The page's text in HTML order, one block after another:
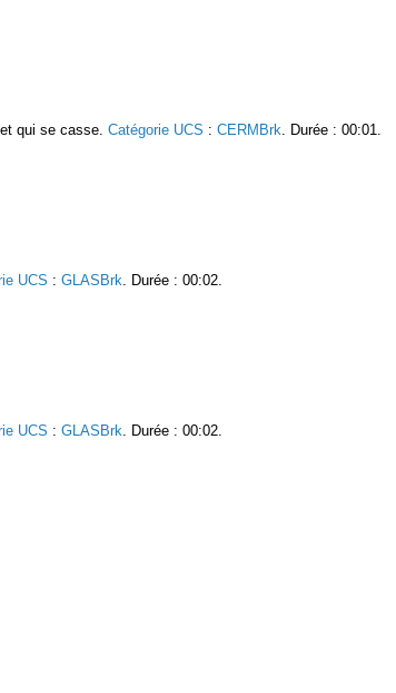
qui se casse. Catégorie UCS : CERMBrk. Durée : 00:01.
UCS : GLASBrk. Durée : 00:02.
UCS : GLASBrk . Durée : 00:02.